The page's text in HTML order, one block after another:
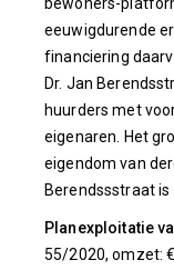
bewoners-
eeuwigdurende
financiering
Dr. Jan
huurders met
eigenaren. Het
eigendom van
Berendssstraat
Planexploitatie
55/2020, omzet: